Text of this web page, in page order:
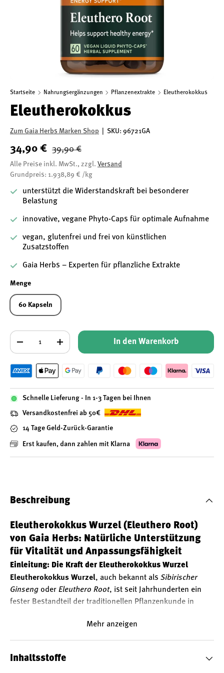
Startseite Nahrungsergänzungen Pflanzenextrakte Eleutherokokkus
Eleutherokokkus
Zum Gaia Herbs Marken Shop SKU: 96721GA
34,90 € 39,90 €
Alle Preise inkl. MwSt., zzgl. Versand
Grundpreis: 1.938,89 € /kg
unterstützt die Widerstandskraft bei besonderer
Belastung
innovative, vegane Phyto-Caps für optimale Aufnahme
vegan, glutenfrei und frei von künstlichen
Zusatzstoffen
Gaia Herbs – Experten für pflanzliche Extrakte
Menge
60 Kapseln
Anzahl
+ In den Warenkorb
Schnelle Lieferung - In 1-3 Tagen bei Ihnen
Versandkostenfrei ab 50€
14 Tage Geld-Zurück-Garantie
Erst kaufen, dann zahlen mit Klarna
Beschreibung
Eleutherokokkus Wurzel (Eleuthero Root)
von Gaia Herbs: Natürliche Unterstützung
für Vitalität und Anpassungsfähigkeit
Einleitung: Die Kraft der Eleutherokokkus Wurzel
Eleutherokokkus Wurzel, auch bekannt als Sibirischer
Ginseng oder Eleuthero Root, ist seit Jahrhunderten ein
fester Bestandteil der traditionellen Pflanzenkunde in
senticosus wird traditionell verwendet. Das hochwertige
veganen Phyto-Caps-Formulierung.
Mehr anzeigen
Inhaltsstoffe